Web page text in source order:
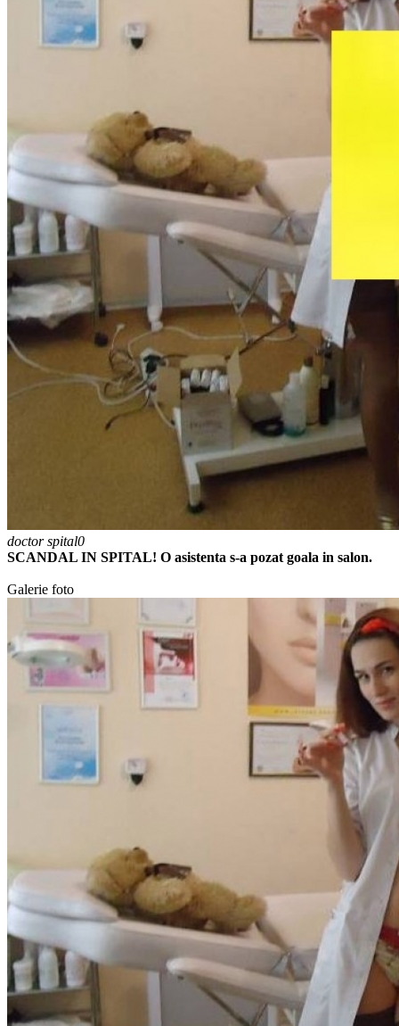
doctor spital0
SCANDAL IN SPITAL! O asistenta s-a pozat goala in salon.
Galerie foto